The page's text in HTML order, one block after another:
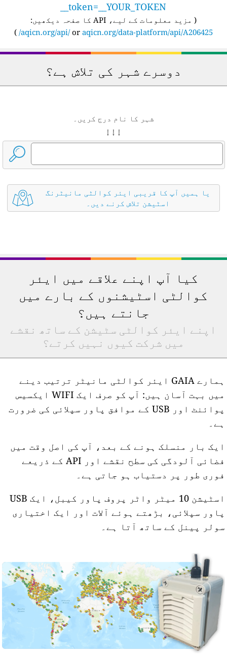
token=__YOUR_TOKEN__
(مزید معلومات کے لیے، API کا صفحہ دیکھیں:
aqicn.org/api/oraqicn.org/data-platform/api/A206425/
)
دوسرے شہر کی تلاش ہے؟
شہر کا نام درج کریں۔
↓ ↓ ↓
یا ہمیں آپ کا قریبی ایئر کوالٹی مانیٹرنگ
اسٹیشن تلاش کرنے دیں۔
کیا آپ اپنے علاقے میں ایئر
کوالٹی اسٹیشنوں کے بارے میں
جانتے ہیں؟
اپنے ایئر کوالٹی سٹیشن کے ساتھ نقشے
میں شرکت کیوں نہیں کرتے؟
ہمارے GAIA ایئر کوالٹی مانیٹر ترتیب دینے
میں بہت آسان ہیں: آپ کو صرف ایک WIFI ایکسیس
پوائنٹ اور USB کے موافق پاور سپلائی کی ضرورت
ہے۔
ایک بار منسلک ہونے کے بعد، آپ کی اصل وقت میں
فضائی آلودگی کی سطح نقشے اور API کے ذریعے
فوری طور پر دستیاب ہو جاتی ہے۔
اسٹیشن 10 میٹر واٹر پروف پاور کیبل، ایک USB
پاور سپلائی، بڑھتے ہوئے آلات اور ایک اختیاری
سولر پینل کے ساتھ آتا ہے۔